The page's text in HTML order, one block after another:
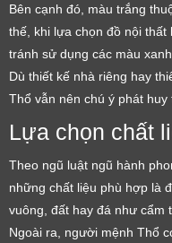
Bên cạnh đó, màu trắng
thế, khi lựa chọn đồ nội thất
tránh sử dụng các màu
Dù thiết kế nhà riêng hay
Thổ vẫn nên chú ý phát huy
Lựa chọn chất
Theo ngũ luật ngũ hành
những chất liệu phù hợp là
vuông, đất hay đá như cẩm
Ngoài ra, người mệnh Thổ